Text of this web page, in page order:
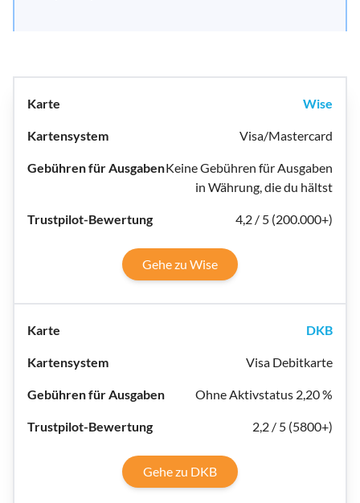
Wise
Visa/Mastercard
Keine Gebühren für Ausgaben
in Währung, die du hältst
4,2 / 5 (200.000+)
Gehe zu Wise
DKB
Visa Debitkarte
Ohne Aktivstatus 2,20 %
2,2 / 5 (5800+)
Gehe zu DKB